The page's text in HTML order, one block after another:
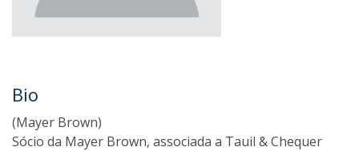
Bio
(Mayer Brown)
Sócio da Mayer Brown, associada a Tauil & Chequer